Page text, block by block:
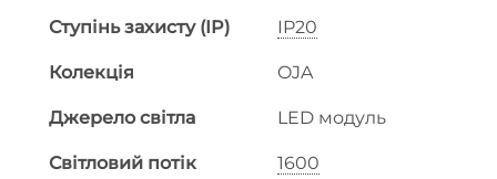
Ступінь захисту (IP) IP20
Колекція OJA
Джерело світла LED модуль
Світловий потік 1600